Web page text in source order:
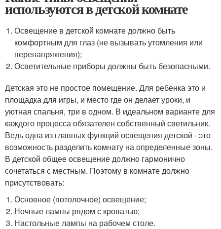
используются в детской комнате
Освещение в детской комнате должно быть
комфортным для глаз (не вызывать утомления или
перенапряжения);
Осветительные приборы должны быть безопасными.
Детская это не простое помещение. Для ребенка это и
площадка для игры, и место где он делает уроки, и
уютная спальня, три в одном. В идеальном варианте для
каждого процесса обязателен собственный светильник.
Ведь одна из главных функций освещения детской - это
возможность разделить комнату на определенные зоны.
В детской общее освещение должно гармонично
сочетаться с местным. Поэтому в комнате должно
присутствовать:
Основное (потолочное) освещение;
Ночные лампы рядом с кроватью;
Настольные лампы на рабочем столе.